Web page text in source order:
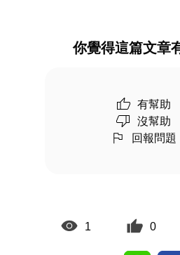
你覺得這篇文章
有幫助
沒幫助
回報問題
1 0